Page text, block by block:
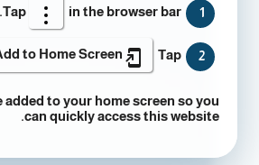
1
Tap in the browser bar.
2
Tap
to Home Screen
added to your home screen so you
can quickly access this website.